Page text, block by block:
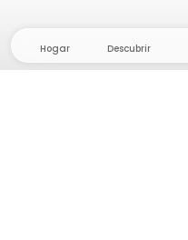
Hogar Descubrir